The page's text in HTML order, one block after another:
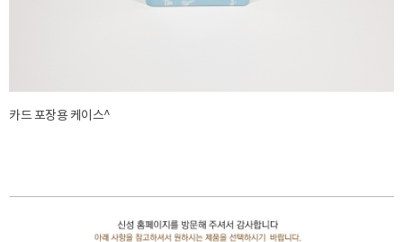
카드 포장용 케이스^